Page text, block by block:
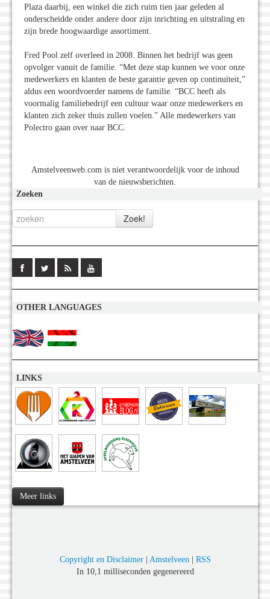
Plaza daarbij, een winkel die zich ruim tien jaar geleden al
onderscheidde onder andere door zijn inrichting en uitstraling en
zijn brede hoogwaardige assortiment.
Fred Pool zelf overleed in 2008. Binnen het bedrijf was geen
opvolger vanuit de familie. “Met deze stap kunnen we voor onze
medewerkers en klanten de beste garantie geven op continuïteit,”
aldus een woordvoerder namens de familie. “BCC heeft als
voormalig familiebedrijf een cultuur waar onze medewerkers en
klanten zich zeker thuis zullen voelen.” Alle medewerkers van
Polectro gaan over naar BCC.
Amstelveenweb.com is niet verantwoordelijk voor de inhoud
van de nieuwsberichten.
Zoeken
OTHER LANGUAGES
LINKS
Meer links
Copyright en Disclaimer| Amstelveen | RSS
In 10,1 milliseconden gegenereerd